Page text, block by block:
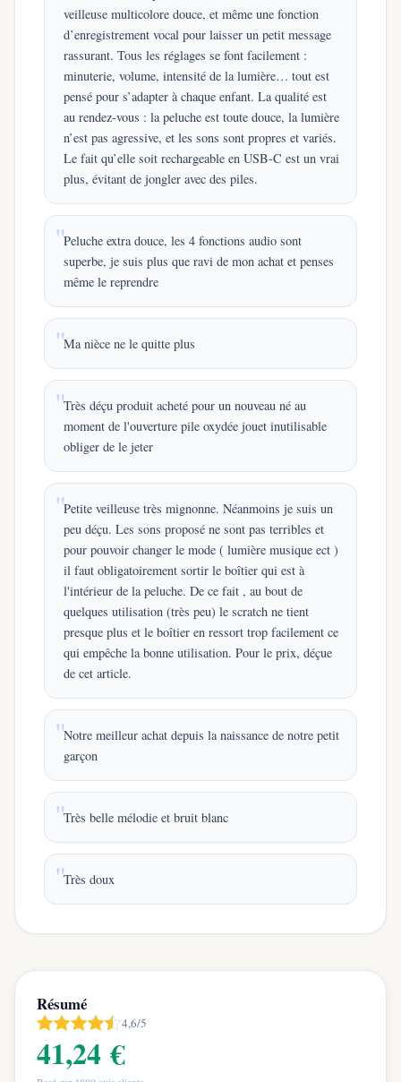
veilleuse multicolore douce, et même une fonction
d’enregistrement vocal pour laisser un petit message
rassurant. Tous les réglages se font facilement :
minuterie, volume, intensité de la lumière… tout est
pensé pour s’adapter à chaque enfant. La qualité est
au rendez-vous : la peluche est toute douce, la lumière
n’est pas agressive, et les sons sont propres et variés.
Le fait qu’elle soit rechargeable en USB-C est un vrai
plus, évitant de jongler avec des piles.
Peluche extra douce, les 4 fonctions audio sont
superbe, je suis plus que ravi de mon achat et penses
même le reprendre
Ma nièce ne le quitte plus
Très déçu produit acheté pour un nouveau né au
moment de l'ouverture pile oxydée jouet inutilisable
obliger de le jeter
Petite veilleuse très mignonne. Néanmoins je suis un
peu déçu. Les sons proposé ne sont pas terribles et
pour pouvoir changer le mode ( lumière musique ect )
il faut obligatoirement sortir le boîtier qui est à
l'intérieur de la peluche. De ce fait , au bout de
quelques utilisation (très peu) le scratch ne tient
presque plus et le boîtier en ressort trop facilement ce
qui empêche la bonne utilisation. Pour le prix, déçue
de cet article.
Notre meilleur achat depuis la naissance de notre petit
garçon
Très belle mélodie et bruit blanc
Très doux
Résumé
4,6/5
41,24 €